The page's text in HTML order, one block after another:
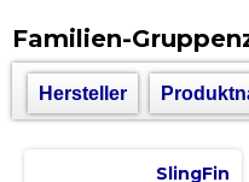
Familien-
Hersteller
SlingFin